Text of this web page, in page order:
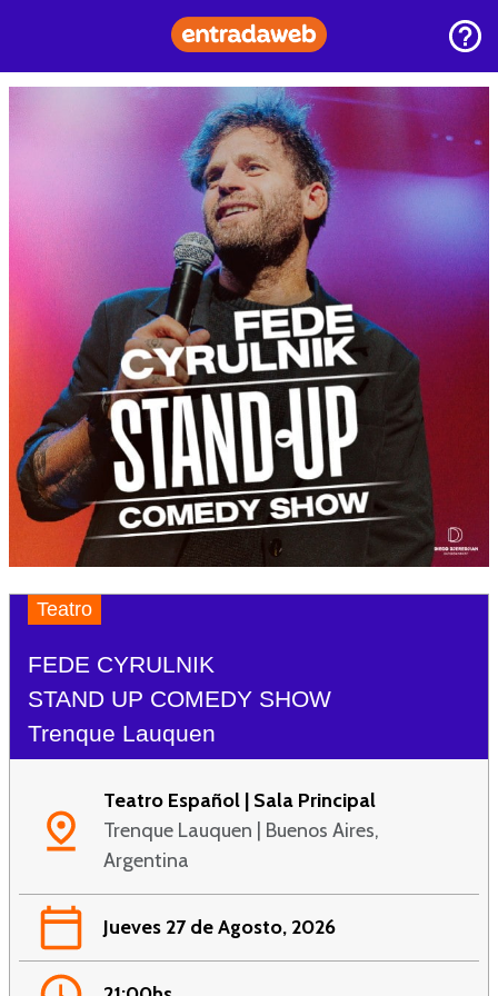
Teatro
FEDE CYRULNIK
STAND UP COMEDY SHOW
Trenque Lauquen
Teatro Español | Sala Principal
Trenque Lauquen | Buenos Aires,
Argentina
Jueves 27 de Agosto, 2026